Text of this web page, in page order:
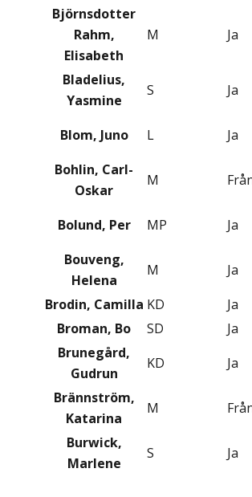
Björnsdotter
Rahm,
Elisabeth
M Ja
Bladelius,
Yasmine
S Ja
Blom, Juno L Ja
Bohlin, Carl-
Oskar
M
Bolund, Per MP Ja
Bouveng,
Helena
M Ja
Brodin, Camilla KD Ja
Broman, Bo
SD Ja
Brunegård,
Gudrun
KD Ja
Brännström,
Katarina
M
Burwick,
Marlene
S Ja